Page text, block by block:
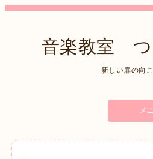
音楽教室 つ
新しい扉の向
メ